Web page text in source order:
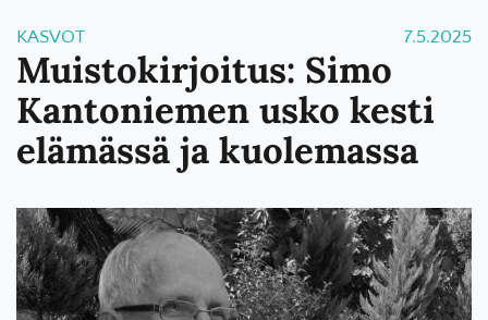
KASVOT 7.5.2025
Muistokirjoitus: Simo
Kantoniemen usko kesti
elämässä ja kuolemassa